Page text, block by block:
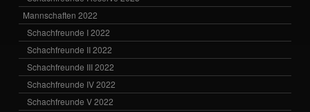
Mannschaften 2022
Schachfreunde I 2022
Schachfreunde II 2022
Schachfreunde III 2022
Schachfreunde IV 2022
Schachfreunde V 2022